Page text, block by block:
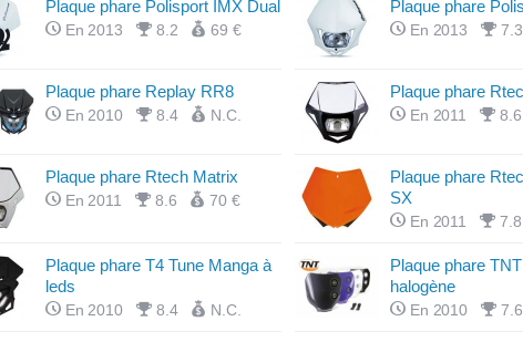
Plaque phare Polisport IMX Dual
En 2013 8.2 69 €
Plaque phare
En 2013 7.3
Plaque phare Replay RR8
En 2010 8.4 N.C.
Plaque phare
En 2011 8.6
Plaque phare Rtech Matrix
En 2011 8.6 70 €
Plaque phare
SX
En 2011 7.8
Plaque phare T4 Tune Manga à
leds
En 2010 8.4 N.C.
Plaque phare
halogène
En 2010 7.6